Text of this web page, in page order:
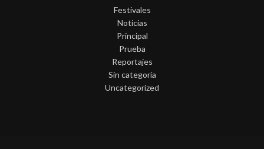
Festivales
Noticias
Principal
Prueba
Reportajes
Sin categoría
Uncategorized